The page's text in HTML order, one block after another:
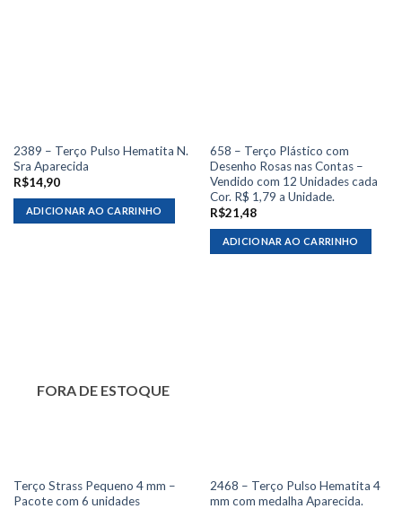
2389 – Terço Pulso Hematita N.
Sra Aparecida
R$14,90
ADICIONAR AO CARRINHO
658 – Terço Plástico com
Desenho Rosas nas Contas –
Vendido com 12 Unidades cada
Cor. R$ 1,79 a Unidade.
R$21,48
ADICIONAR AO CARRINHO
FORA DE ESTOQUE
Terço Strass Pequeno 4 mm –
Pacote com 6 unidades
2468 – Terço Pulso Hematita 4
mm com medalha Aparecida.